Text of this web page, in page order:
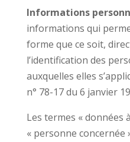
Informations
informations qui
forme que ce soit,
l’identification des
auxquelles elles
n° 78-17 du 6 janvier
Les termes « données
« personne concernée